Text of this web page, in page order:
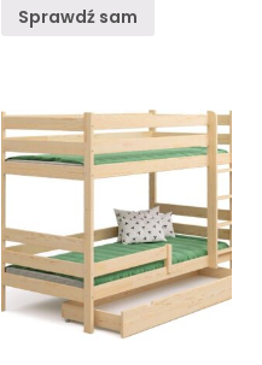
Sprawdź sam